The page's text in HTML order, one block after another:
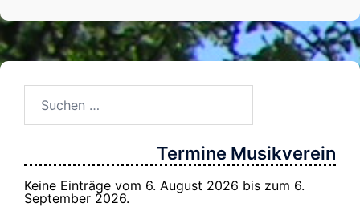
Termine Musikverein
Keine Einträge vom 6. August 2026 bis zum 6.
September 2026.